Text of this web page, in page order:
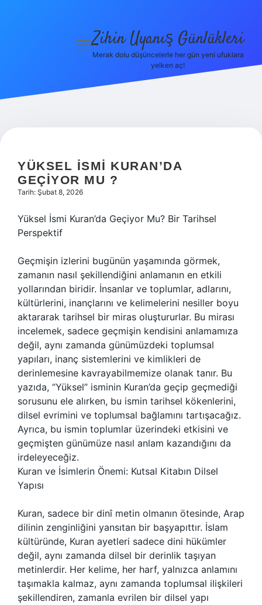
Politikası
menüyü
Zihin Uyanış Günlükleri
Merak dolu düşüncelerle her gün yeni ufuklara
yelken aç!
YÜKSEL ISMI KURAN’DA
GEÇIYOR MU ?
Tarih: Şubat 8, 2026
Yüksel İsmi Kuran’da Geçiyor Mu? Bir Tarihsel
Perspektif
Geçmişin izlerini bugünün yaşamında görmek,
zamanın nasıl şekillendiğini anlamanın en etkili
yollarından biridir. İnsanlar ve toplumlar, adlarını,
kültürlerini, inançlarını ve kelimelerini nesiller boyu
aktararak tarihsel bir miras oluştururlar. Bu mirası
incelemek, sadece geçmişin kendisini anlamamıza
değil, aynı zamanda günümüzdeki toplumsal
yapıları, inanç sistemlerini ve kimlikleri de
derinlemesine kavrayabilmemize olanak tanır. Bu
yazıda, “Yüksel” isminin Kuran’da geçip geçmediği
sorusunu ele alırken, bu ismin tarihsel kökenlerini,
dilsel evrimini ve toplumsal bağlamını tartışacağız.
Ayrıca, bu ismin toplumlar üzerindeki etkisini ve
geçmişten günümüze nasıl anlam kazandığını da
irdeleyeceğiz.
Kuran ve İsimlerin Önemi: Kutsal Kitabın Dilsel
Yapısı
Kuran, sadece bir dinî metin olmanın ötesinde, Arap
dilinin zenginliğini yansıtan bir başyapıttır. İslam
kültüründe, Kuran ayetleri sadece dini hükümler
değil, aynı zamanda dilsel bir derinlik taşıyan
metinlerdir. Her kelime, her harf, yalnızca anlamını
taşımakla kalmaz, aynı zamanda toplumsal ilişkileri
şekillendiren, zamanla evrilen bir dilsel yapı